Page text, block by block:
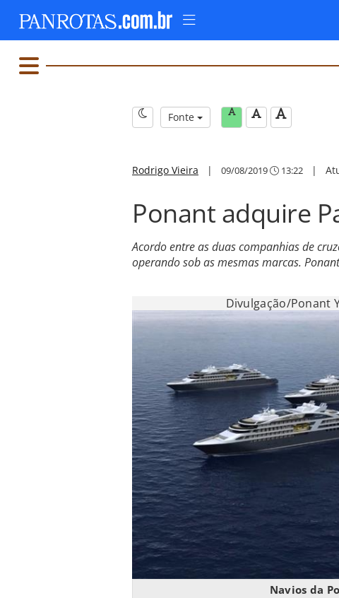
Fonte
Rodrigo Vieira | 09/08/2019 13:22 |
Ponant adquire
Acordo entre as duas companhias de
operando sob as mesmas marcas.
Divulgação/Ponant
Navios da